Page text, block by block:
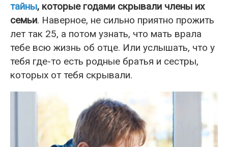
тайны, которые годами скрывали члены их
семьи. Наверное, не сильно приятно прожить
лет так 25, а потом узнать, что мать врала
тебе всю жизнь об отце. Или услышать, что у
тебя где-то есть родные братья и сестры,
которых от тебя скрывали.